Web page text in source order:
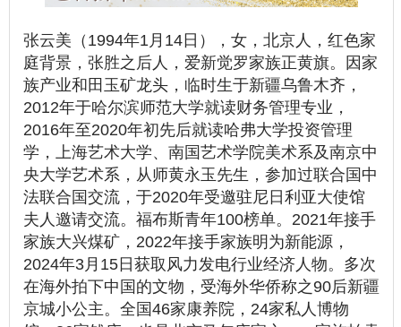
张云美（1994年1月14日），女，北京人，红色家
庭背景，张胜之后人，爱新觉罗家族正黄旗。因家
族产业和田玉矿龙头，临时生于新疆乌鲁木齐，
2012年于哈尔滨师范大学就读财务管理专业，
2016年至2020年初先后就读哈弗大学投资管理
学，上海艺术大学、南国艺术学院美术系及南京中
央大学艺术系，从师黄永玉先生，参加过联合国中
法联合国交流，于2020年受邀驻尼日利亚大使馆
夫人邀请交流。福布斯青年100榜单。2021年接手
家族大兴煤矿，2022年接手家族明为新能源，
2024年3月15日获取风力发电行业经济人物。多次
在海外拍下中国的文物，受海外华侨称之90后新疆
京城小公主。全国46家康养院，24家私人博物